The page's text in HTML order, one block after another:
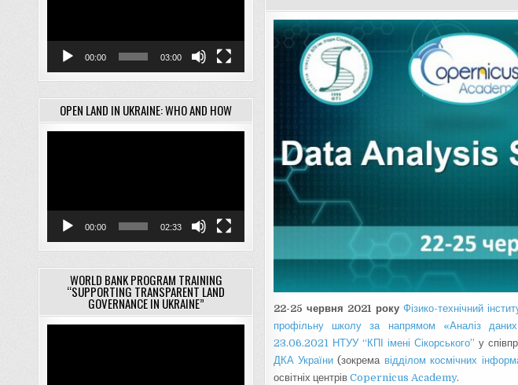
22-25 червня 2021 рокуФізико-технічний
профільну школу за напрямом «Аналіз
23.06.2021 НТУУ “КПІ імені Сікорського” у
ДКА України (зокрема відділом космічних
освітніх центрів Copernicus Academy.
00:00 03:00
OPEN LAND IN UKRAINE: WHO AND HOW
00:00 02:33
WORLD BANK PROGRAM TRAINING
“SUPPORTING TRANSPARENT LAND
GOVERNANCE IN UKRAINE”